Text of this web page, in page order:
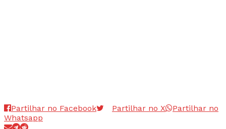
Partilhar no Facebook Partilhar no X
Partilhar no
Whatsapp